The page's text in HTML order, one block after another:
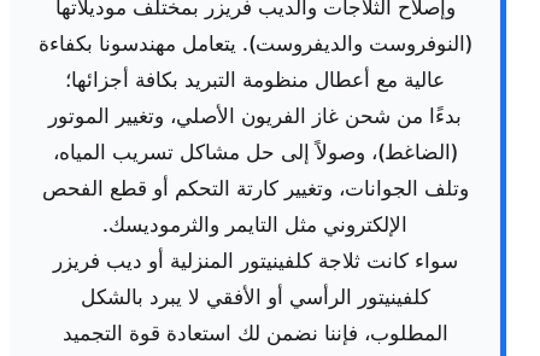
وإصلاح الثلاجات والديب فريزر بمختلف موديلاتها
(النوفروست والديفروست). يتعامل مهندسونا بكفاءة
عالية مع أعطال منظومة التبريد بكافة أجزائها؛
بدءًا من شحن غاز الفريون الأصلي، وتغيير الموتور
(الضاغط)، وصولاً إلى حل مشاكل تسريب المياه،
وتلف الجوانات، وتغيير كارتة التحكم أو قطع الفحص
الإلكتروني مثل التايمر والثرموديسك.
سواء كانت ثلاجة كلفينيتور المنزلية أو ديب فريزر
كلفينيتور الرأسي أو الأفقي لا يبرد بالشكل
المطلوب، فإننا نضمن لك استعادة قوة التجميد